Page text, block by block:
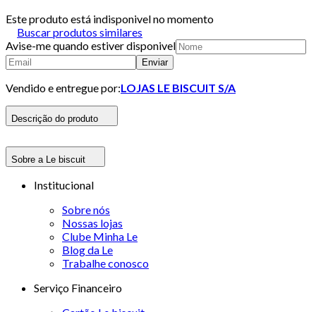
Este produto está indisponivel no momento
Buscar produtos similares
Avise-me quando estiver disponivel
Enviar
Vendido e entregue por:LOJAS LE BISCUIT S/A
Descrição do produto
Sobre a Le biscuit
Institucional
Sobre nós
Nossas lojas
Clube Minha Le
Blog da Le
Trabalhe conosco
Serviço Financeiro